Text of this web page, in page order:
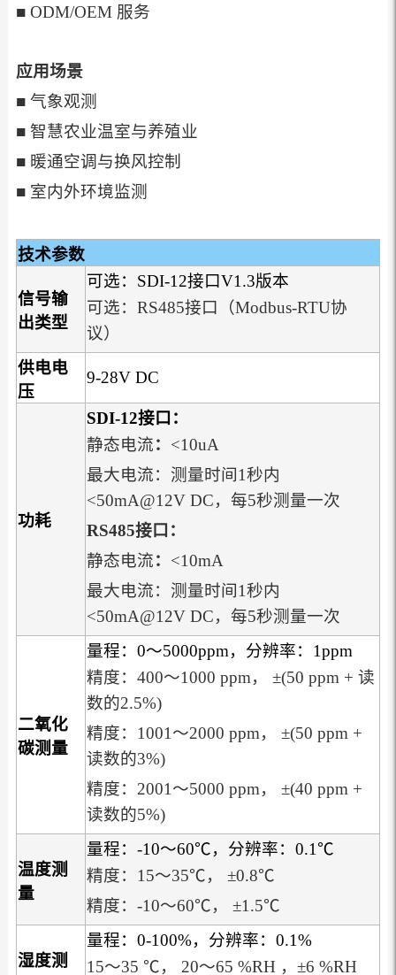
■ ODM/OEM 服务
应用场景
■ 气象观测
■ 智慧农业温室与养殖业
■ 暖通空调与换风控制
■ 室内外环境监测
技术参数
信号输
出类型
可选：SDI-12接口V1.3版本
可选：RS485接口（Modbus-RTU协
议）
供电电
压
9-28V DC
功耗
SDI-12接口：
静态电流： <10uA
最大电流：测量时间1秒内
<50mA@12V DC，每5秒测量一次
RS485接口：
静态电流： <10mA
最大电流：测量时间1秒内
<50mA@12V DC，每5秒测量一次
二氧化
碳测量
量程：0～5000ppm，分辨率：1ppm
精度：400～1000 ppm， ±(50 ppm + 读
数的2.5%)
精度：1001～2000 ppm， ±(50 ppm +
读数的3%)
精度：2001～5000 ppm， ±(40 ppm +
读数的5%)
温度测
量
量程：-10～60℃，分辨率：0.1℃
精度：15～35℃， ±0.8℃
精度：-10～60℃， ±1.5℃
湿度测
量程：0-100%，分辨率：0.1%
15～35 ℃， 20～65 %RH ，±6 %RH